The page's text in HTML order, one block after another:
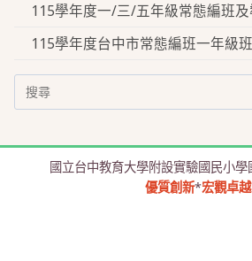
115學年度一/三/五年級常態編班
115學年度台中市常態編班一年級
Search
for:
國立台中教育大學附設實驗國民小
優質創新*宏觀卓越